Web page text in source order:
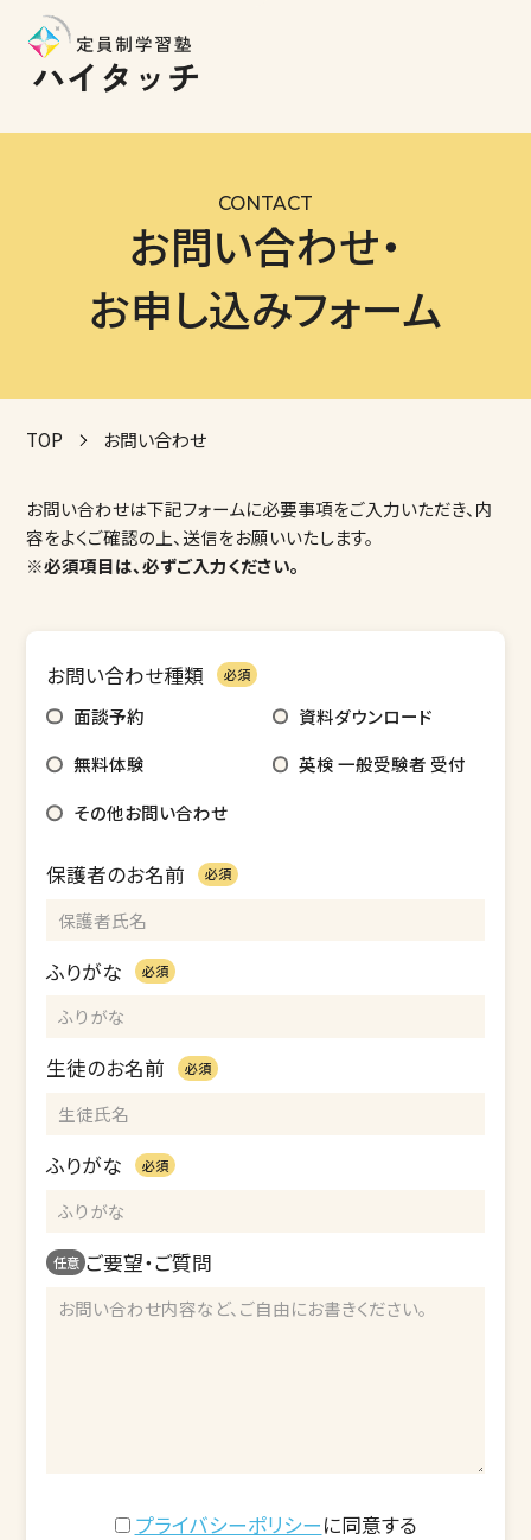
CONTACT
お問い合わせ・
お申し込みフォーム
TOP お問い合わせ
お問い合わせは下記フォームに必要事項をご入力いただき、内
容をよくご確認の上、送信をお願いいたします。
※必須項目は、必ずご入力ください。
お問い合わせ種類 必須
面談予約
資料ダウンロード
無料体験
英検 一般受験者 受付
その他お問い合わせ
保護者のお名前 必須
ふりがな 必須
生徒のお名前 必須
ふりがな 必須
任意 ご要望・ご質問
プライバシーポリシーに同意する